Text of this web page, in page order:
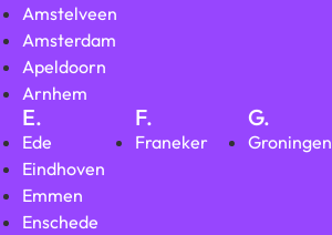
Amstelveen
Amsterdam
Apeldoorn
Arnhem
E.
Ede
Eindhoven
Emmen
Enschede
F.
Franeker
G.
Groningen